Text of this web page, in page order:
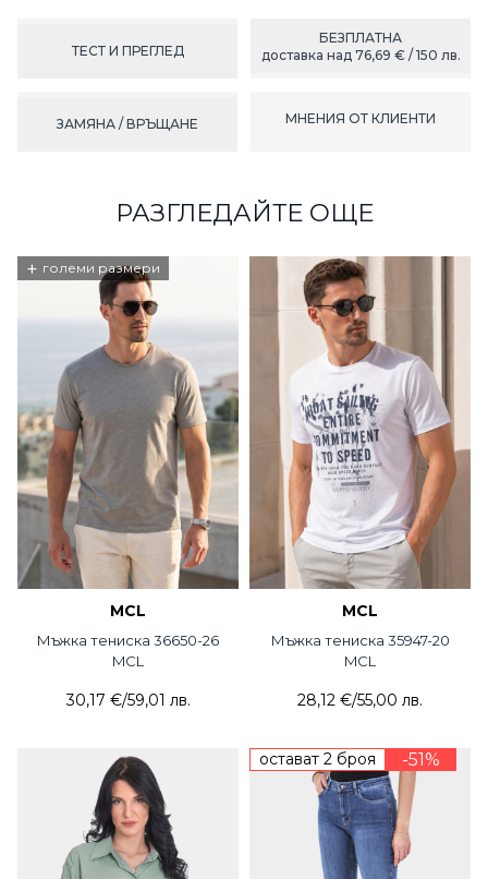
ТЕСТ И ПРЕГЛЕД
БЕЗПЛАТНА
доставка над 76,69 € / 150 лв.
ЗАМЯНА / ВРЪЩАНЕ МНЕНИЯ ОТ КЛИЕНТИ
РАЗГЛЕДАЙТЕ ОЩЕ
+ големи размери
MCL
Мъжка тениска 36650-26
MCL
30,17 €/59,01 лв.
MCL
Мъжка тениска 35947-20
MCL
28,12 €/55,00 лв.
остават 2 броя -51%